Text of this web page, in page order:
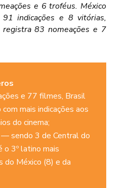
e 6 troféus. México
indicações e 8 vitórias,
83 nomeações e 7
e 77 filmes, Brasil
mais indicações aos
do cinema;
sendo 3 de Central do
o 3º latino mais
do México (8) e da